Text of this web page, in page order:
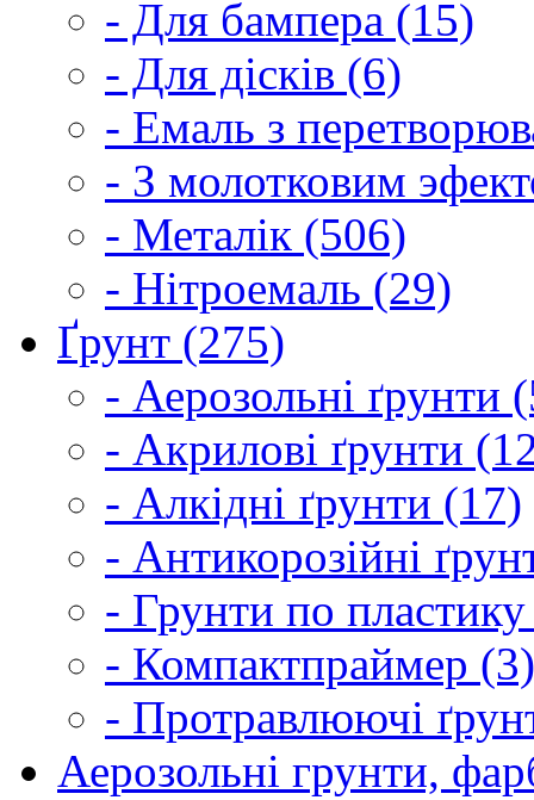
- Для бампера (15)
- Для дісків (6)
- Емаль з
- З молотковим
- Металік (506)
- Нітроемаль (29)
Ґрунт (275)
- Аерозольні ґрунти
- Акрилові ґрунти
- Алкідні ґрунти (17)
- Антикорозійні
- Грунти по
- Компактпраймер (3)
- Протравлюючі
Аерозольні грунти,